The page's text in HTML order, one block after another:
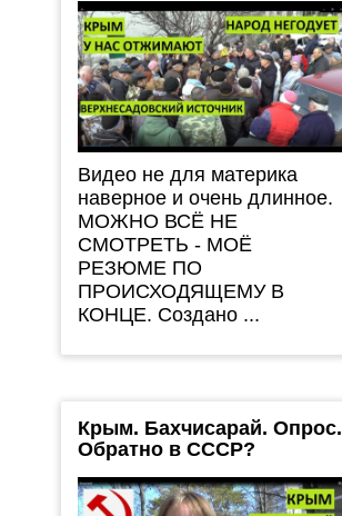
Видео не для материка
наверное и очень длинное.
МОЖНО ВСЁ НЕ
СМОТРЕТЬ - МОЁ
РЕЗЮМЕ ПО
ПРОИСХОДЯЩЕМУ В
КОНЦЕ. Создано ...
Крым. Бахчисарай. Опрос.
Обратно в СССР?